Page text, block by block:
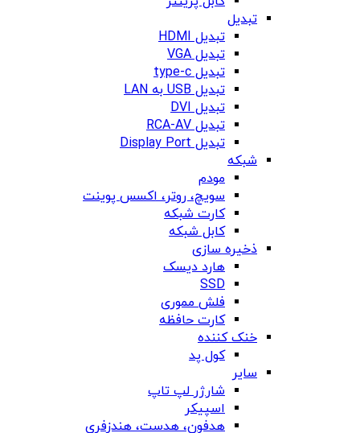
تبدیل
تبدیل HDMI
تبدیل VGA
تبدیل type-c
تبدیل USB به LAN
تبدیل DVI
تبدیل RCA-AV
تبدیل Display Port
شبکه
مودم
سویچ، روتر، اکسس پوینت
کارت شبکه
کابل شبکه
ذخیره سازی
هارد دیسک
SSD
فلش مموری
کارت حافظه
خنک کننده
کول پد
سایر
شارژر لپ تاپ
اسپیکر
هدفون، هدست، هندزفری